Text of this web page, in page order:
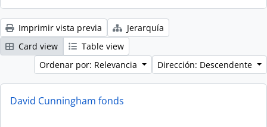
Imprimir vista previa
Jerarquía
Card view
Table view
Ordenar por: Relevancia
Dirección: Descendente
David Cunningham fonds